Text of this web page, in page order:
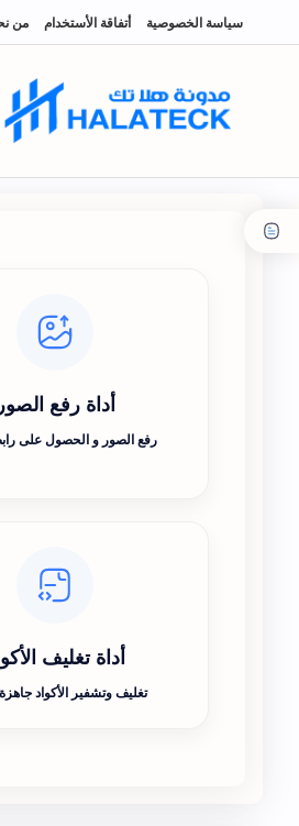
سياسة الخصوصية أتفاقة الأستخدام من
أداة رفع الصور
رفع الصور و الحصول على
أداة تغليف
تغليف وتشفير الأكواد